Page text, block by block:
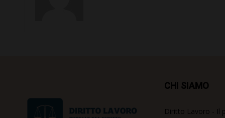
CHI SIAMO
Diritto Lavoro - Il